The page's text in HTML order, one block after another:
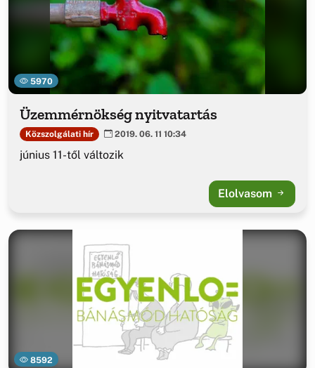
5970
Üzemmérnökség nyitvatartás
Közszolgálati hír 2019. 06. 11 10:34
június 11-től változik
Elolvasom
8592